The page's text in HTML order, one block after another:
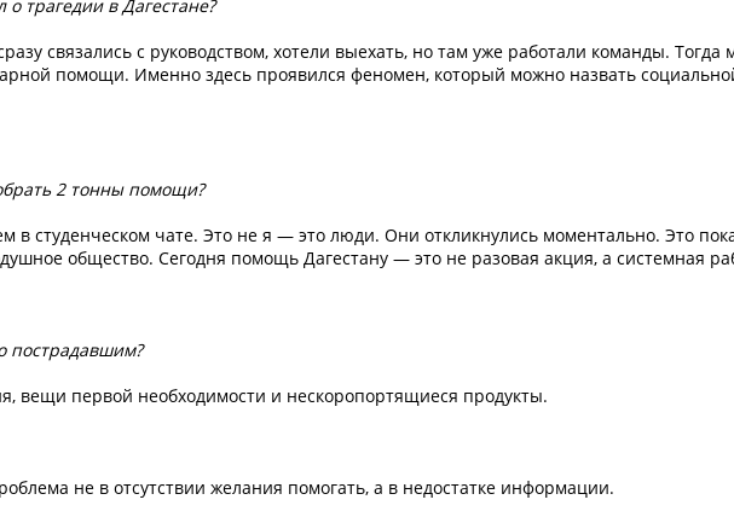
трагедии в Дагестане?
связались с руководством, хотели выехать, но там уже работали команды. Тогда
помощи. Именно здесь проявился феномен, который можно назвать
2 тонны помощи?
студенческом чате. Это не я — это люди. Они откликнулись моментально. Это
общество. Сегодня помощь Дагестану — это не разовая акция, а системная
пострадавшим?
вещи первой необходимости и нескоропортящиеся продукты.
не в отсутствии желания помогать, а в недостатке информации.